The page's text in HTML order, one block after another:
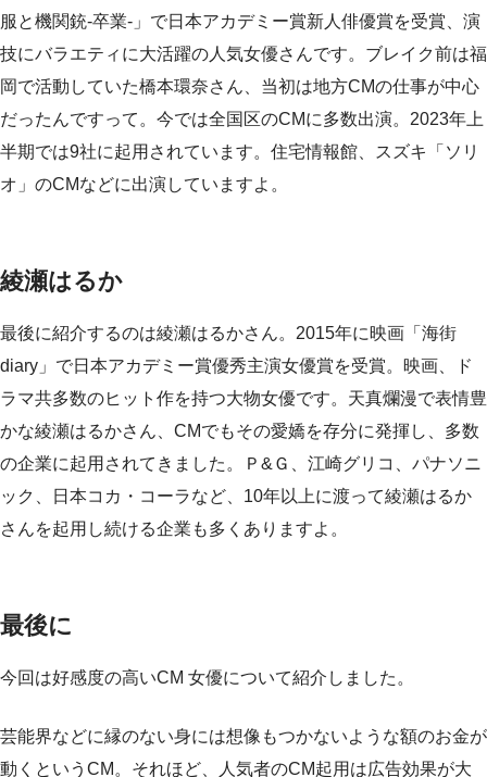
服と機関銃-卒業-」で日本アカデミー賞新人俳優賞を受賞、演
技にバラエティに大活躍の人気女優さんです。ブレイク前は福
岡で活動していた橋本環奈さん、当初は地方CMの仕事が中心
だったんですって。今では全国区のCMに多数出演。2023年上
半期では9社に起用されています。住宅情報館、スズキ「ソリ
オ」のCMなどに出演していますよ。
綾瀬はるか
最後に紹介するのは綾瀬はるかさん。2015年に映画「海街
diary」で日本アカデミー賞優秀主演女優賞を受賞。映画、ド
ラマ共多数のヒット作を持つ大物女優です。天真爛漫で表情豊
かな綾瀬はるかさん、CMでもその愛嬌を存分に発揮し、多数
の企業に起用されてきました。Ｐ&Ｇ、江崎グリコ、パナソニ
ック、日本コカ・コーラなど、10年以上に渡って綾瀬はるか
さんを起用し続ける企業も多くありますよ。
最後に
今回は好感度の高いCM 女優について紹介しました。
芸能界などに縁のない身には想像もつかないような額のお金が
動くというCM。それほど、人気者のCM起用は広告効果が大